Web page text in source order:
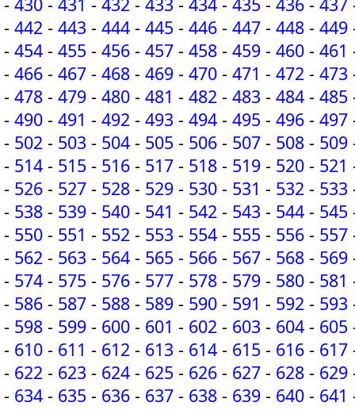
- 442 - 443 - 444 - 445 - 446 - 447 - 448 - 449
- 454 - 455 - 456 - 457 - 458 - 459 - 460 - 461
- 466 - 467 - 468 - 469 - 470 - 471 - 472 - 473
- 478 - 479 - 480 - 481 - 482 - 483 - 484 - 485
- 490 - 491 - 492 - 493 - 494 - 495 - 496 - 497
- 502 - 503 - 504 - 505 - 506 - 507 - 508 - 509
- 514 - 515 - 516 - 517 - 518 - 519 - 520 - 521
- 526 - 527 - 528 - 529 - 530 - 531 - 532 - 533
- 538 - 539 - 540 - 541 - 542 - 543 - 544 - 545
- 550 - 551 - 552 - 553 - 554 - 555 - 556 - 557
- 562 - 563 - 564 - 565 - 566 - 567 - 568 - 569
- 574 - 575 - 576 - 577 - 578 - 579 - 580 - 581
- 586 - 587 - 588 - 589 - 590 - 591 - 592 - 593
- 598 - 599 - 600 - 601 - 602 - 603 - 604 - 605
- 610 - 611 - 612 - 613 - 614 - 615 - 616 - 617
- 622 - 623 - 624 - 625 - 626 - 627 - 628 - 629
- 634 - 635 - 636 - 637 - 638 - 639 - 640 - 641